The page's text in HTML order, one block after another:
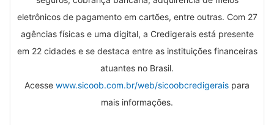
eletrônicos de pagamento em cartões, entre outras. Com 27
agências físicas e uma digital, a Credigerais está presente
em 22 cidades e se destaca entre as instituições financeiras
atuantes no Brasil.
Acesse www.sicoob.com.br/web/sicoobcredigerais para
mais informações.